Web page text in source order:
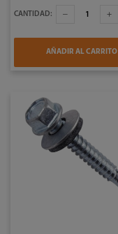
CANTIDAD:
AÑADIR AL CARRITO